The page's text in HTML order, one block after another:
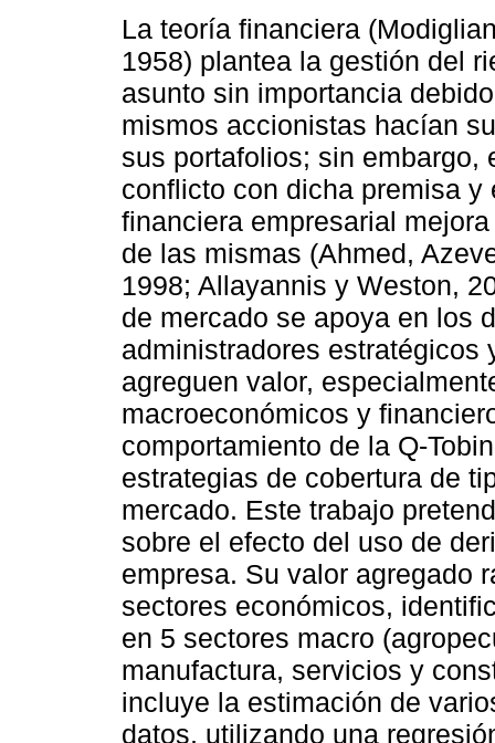
La teoría financiera
1958) plantea la gestión del
asunto sin importancia
mismos accionistas hacían
sus portafolios; sin embargo,
conflicto con dicha premisa
financiera empresarial
de las mismas (Ahmed,
1998; Allayannis y Weston,
de mercado se apoya en los
administradores estratégicos
agreguen valor,
macroeconómicos y
comportamiento de la Q-
estrategias de cobertura de
mercado. Este trabajo
sobre el efecto del uso de
empresa. Su valor agregado
sectores económicos,
en 5 sectores macro
manufactura, servicios y
incluye la estimación de
datos, utilizando una